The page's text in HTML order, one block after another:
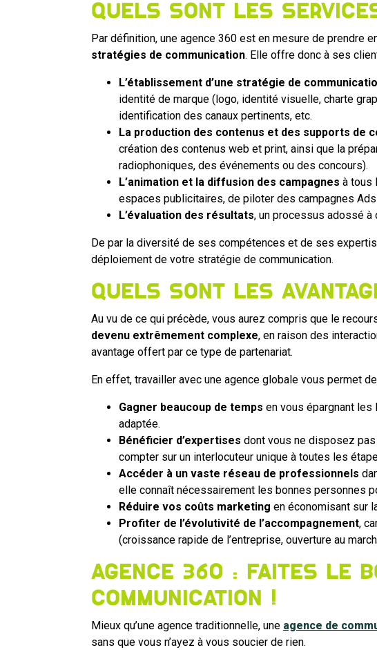
Quels sont les
Par définition, une agence 360 est en mesure de prendre
stratégies de communication. Elle offre donc à ses
L’établissement d’une stratégie de
identité de marque (logo, identité visuelle, charte
identification des canaux pertinents, etc.
La production des contenus et des supports de
création des contenus web et print, ainsi que la
radiophoniques, des événements ou des concours).
L’animation et la diffusion des campagnes à tous
espaces publicitaires, de piloter des campagnes
L’évaluation des résultats, un processus adossé
De par la diversité de ses compétences et de ses
déploiement de votre stratégie de communication.
Quels sont les
Au vu de ce qui précède, vous aurez compris que le
devenu extrêmement complexe, en raison des
avantage offert par ce type de partenariat.
En effet, travailler avec une agence globale vous permet
Gagner beaucoup de temps en vous épargnant les
adaptée.
Bénéficier d’expertises dont vous ne disposez
compter sur un interlocuteur unique à toutes les
Accéder à un vaste réseau de professionnels
elle connaît nécessairement les bonnes personnes
Réduire vos coûts marketing en économisant sur
Profiter de l’évolutivité de l’accompagnement,
(croissance rapide de l’entreprise, ouverture au
Agence 360 : faites le
communication !
Mieux qu’une agence traditionnelle, une agence de
sans que vous n’ayez à vous soucier de rien.